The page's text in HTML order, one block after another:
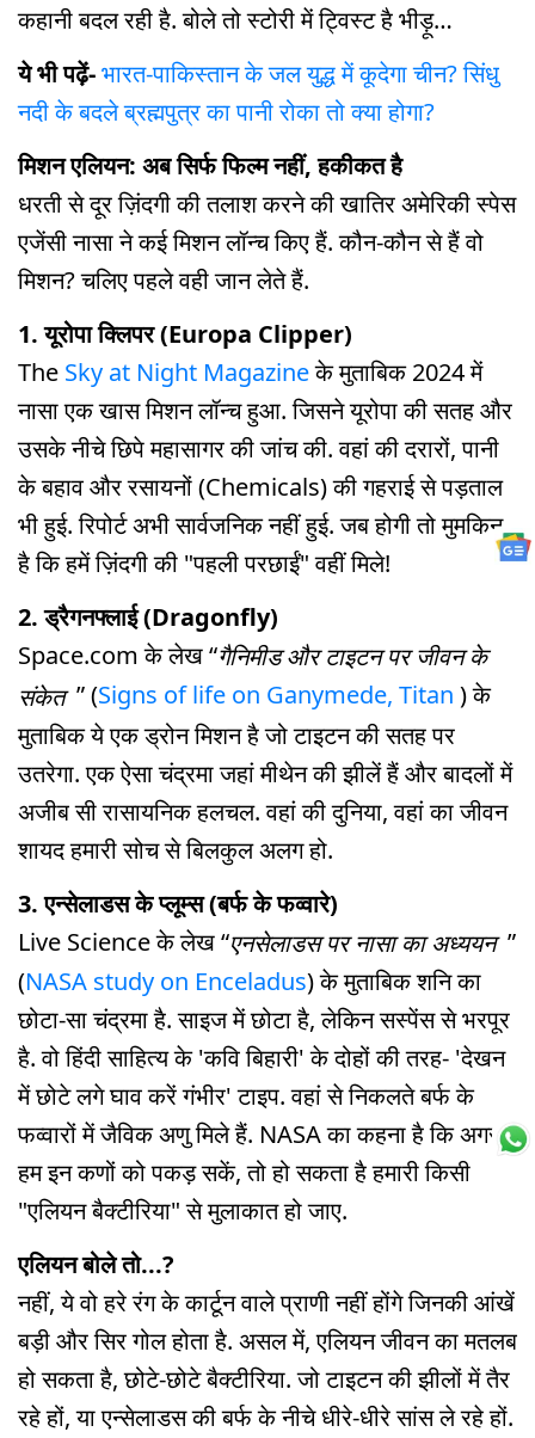
कहानी बदल रही है. बोले तो स्टोरी में ट्विस्ट है भीड़ू…
ये भी पढ़ें-भारत-पाकिस्तान के जल युद्ध में कूदेगा चीन? सिंधु
नदी के बदले ब्रह्मपुत्र का पानी रोका तो क्या होगा?
मिशन एलियन: अब सिर्फ फिल्म नहीं, हकीकत है
धरती से दूर ज़िंदगी की तलाश करने की खातिर अमेरिकी स्पेस
एजेंसी नासा ने कई मिशन लॉन्च किए हैं. कौन-कौन से हैं वो
मिशन? चलिए पहले वही जान लेते हैं.
1. यूरोपा क्लिपर (Europa Clipper)
The Sky at Night Magazineके मुताबिक 2024 में
नासा एक खास मिशन लॉन्च हुआ. जिसने यूरोपा की सतह और
उसके नीचे छिपे महासागर की जांच की. वहां की दरारों, पानी
के बहाव और रसायनों (Chemicals) की गहराई से पड़ताल
भी हुई. रिपोर्ट अभी सार्वजनिक नहीं हुई. जब होगी तो मुमकिन
है कि हमें ज़िंदगी की "पहली परछाईं" वहीं मिले!
2. ड्रैगनफ्लाई (Dragonfly)
Space.com के लेख “गैनिमीड और टाइटन पर जीवन के
संकेत ” (Signs of life on Ganymede, Titan ) के
मुताबिक ये एक ड्रोन मिशन है जो टाइटन की सतह पर
उतरेगा. एक ऐसा चंद्रमा जहां मीथेन की झीलें हैं और बादलों में
अजीब सी रासायनिक हलचल. वहां की दुनिया, वहां का जीवन
शायद हमारी सोच से बिलकुल अलग हो.
3. एन्सेलाडस के प्लूम्स (बर्फ के फव्वारे)
Live Science के लेख “एनसेलाडस पर नासा का अध्ययन ”
(NASA study on Enceladus) के मुताबिक शनि का
छोटा-सा चंद्रमा है. साइज में छोटा है, लेकिन सस्पेंस से भरपूर
है. वो हिंदी साहित्य के 'कवि बिहारी' के दोहों की तरह- 'देखन
में छोटे लगे घाव करें गंभीर' टाइप. वहां से निकलते बर्फ के
फव्वारों में जैविक अणु मिले हैं. NASA का कहना है कि अगर
हम इन कणों को पकड़ सकें, तो हो सकता है हमारी किसी
"एलियन बैक्टीरिया" से मुलाकात हो जाए.
एलियन बोले तो...?
नहीं, ये वो हरे रंग के कार्टून वाले प्राणी नहीं होंगे जिनकी आंखें
बड़ी और सिर गोल होता है. असल में, एलियन जीवन का मतलब
हो सकता है, छोटे-छोटे बैक्टीरिया. जो टाइटन की झीलों में तैर
रहे हों, या एन्सेलाडस की बर्फ के नीचे धीरे-धीरे सांस ले रहे हों.